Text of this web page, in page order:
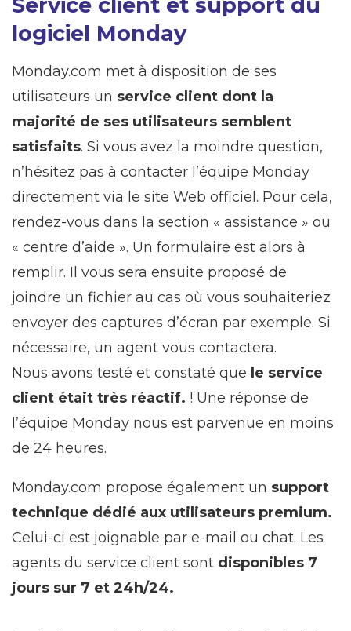
Service client et support du
logiciel Monday
Monday.com met à disposition de ses
utilisateurs un service client dont la
majorité de ses utilisateurs semblent
satisfaits. Si vous avez la moindre question,
n’hésitez pas à contacter l’équipe Monday
directement via le site Web officiel. Pour cela,
rendez-vous dans la section « assistance » ou
« centre d’aide ». Un formulaire est alors à
remplir. Il vous sera ensuite proposé de
joindre un fichier au cas où vous souhaiteriez
envoyer des captures d’écran par exemple. Si
nécessaire, un agent vous contactera.
Nous avons testé et constaté que le service
client était très réactif. ! Une réponse de
l’équipe Monday nous est parvenue en moins
de 24 heures.
Monday.com propose également un support
technique dédié aux utilisateurs premium.
Celui-ci est joignable par e-mail ou chat. Les
agents du service client sont disponibles 7
jours sur 7 et 24h/24.